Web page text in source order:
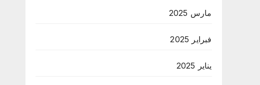
مارس 2025
فبراير 2025
يناير 2025